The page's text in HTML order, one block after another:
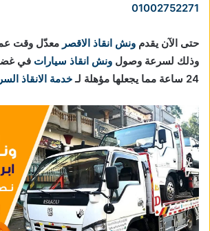
01002752271
حتى الآن يقدم ونش انقاذ الاقصر معدّل وقت
وذلك لسرعة وصول ونش انقاذ سيارات
24 ساعة مما يجعلها مؤهلة لـ
خدمة الانقاذ